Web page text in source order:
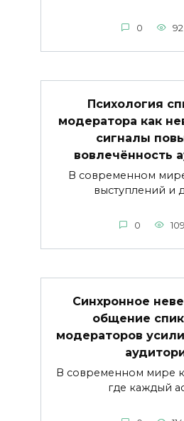
0 92
Психология
модератора как
сигналы
вовлечённость
В современном
выступлений и
0 109
Синхронное
общение
модераторов
В современном мире
где каждый